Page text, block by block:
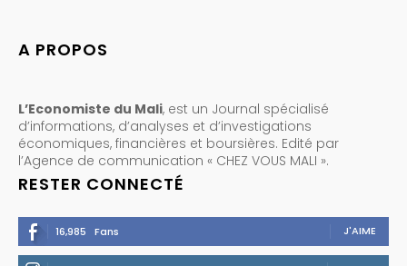
A PROPOS
L’Economiste du Mali, est un Journal spécialisé
d’informations, d’analyses et d’investigations
économiques, financières et boursières. Edité par
l’Agence de communication « CHEZ VOUS MALI ».
RESTER CONNECTÉ
16,985 Fans J'AIME